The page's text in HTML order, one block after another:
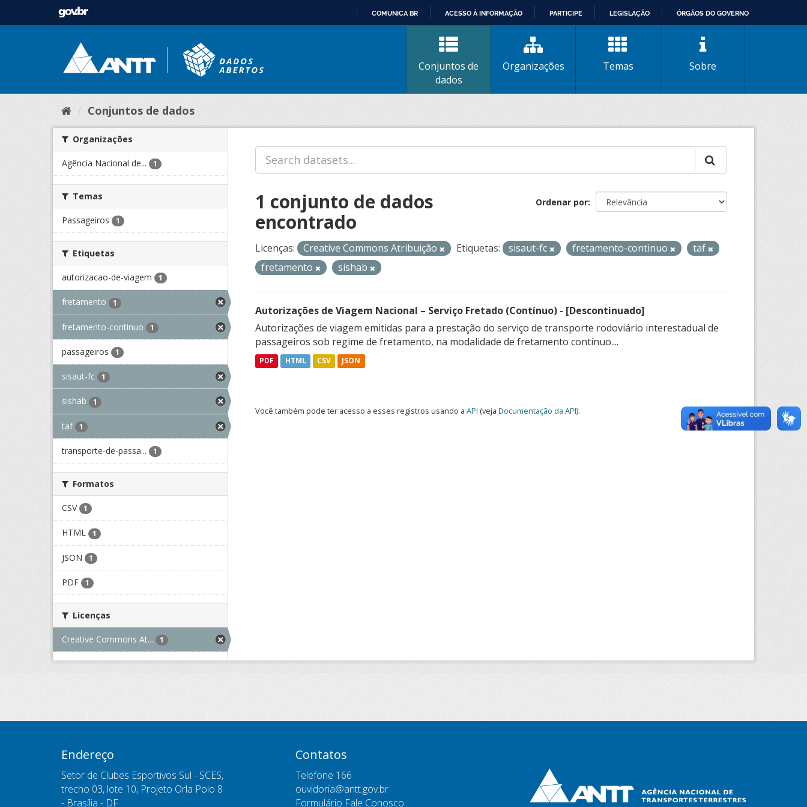
CONTEÚDO
COMUNICA BR ACESSO À INFORMAÇÃO PARTICIPE LEGISLAÇÃO ÓRGÃOS DO GOVERNO
Conjuntos de
dados
Organizações Temas Sobre
Conjuntos de dados
Organizações
Agência Nacional de... 1
Temas
Passageiros 1
Etiquetas
autorizacao-de-viagem 1
fretamento 1
fretamento-continuo 1
passageiros 1
sisaut-fc 1
sishab 1
taf 1
transporte-de-passa... 1
Formatos
CSV 1
HTML 1
JSON 1
PDF 1
Licenças
Creative Commons At... 1
Ordenar por
1 conjunto de dados
encontrado
Licenças: Creative Commons Atribuição Etiquetas: sisaut-fc fretamento-continuo
taf
fretamento
sishab
Autorizações de Viagem Nacional – Serviço Fretado (Contínuo) - [Descontinuado]
Autorizações de viagem emitidas para a prestação do serviço de transporte rodoviário interestadual de
passageiros sob regime de fretamento, na modalidade de fretamento contínuo....
PDF HTML CSV JSON
Você também pode ter acesso a esses registros usando a API (veja Documentação da API).
Endereço
Setor de Clubes Esportivos Sul - SCES,
trecho 03, lote 10, Projeto Orla Polo 8
- Brasília - DF
Contatos
Telefone 166
ouvidoria@antt.gov.br
Formulário Fale Conosco